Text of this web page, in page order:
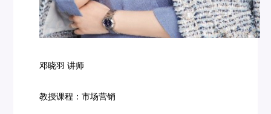
邓晓羽 讲师
教授课程：市场营销